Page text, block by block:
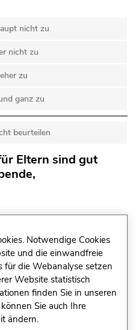
nicht zu
nicht zu
zu
ganz zu
beurteilen
Eltern sind gut
nicht zu
zu
ganz zu
Notwendige Cookies
und die einwandfreie
für die Webanalyse setzen
Website statistisch
finden Sie in unseren
Sie auch Ihre
ändern.